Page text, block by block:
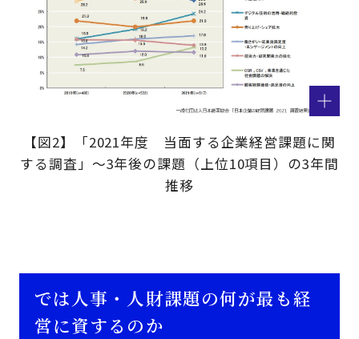
【図2】「2021年度 当面する企業経営課題に関
する調査」～3年後の課題（上位10項目）の3年間
推移
では人事・人財課題の何が最も経
営に資するのか